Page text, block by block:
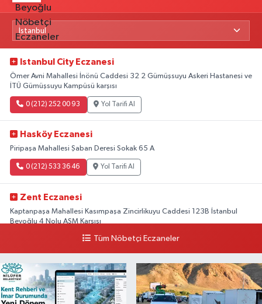
Istanbul City Eczanesi
Ömer Avni Mahallesi İnönü Caddesi 32 2 Gümüşsuyu Askeri Hastanesi ve
İTÜ Gümüşsuyu Kampüsü karşısı
0 (212) 252 00 93 Yol Tarifi Al
Hasköy Eczanesi
Piripaşa Mahallesi Şaban Deresi Sokak 65 A
0 (212) 533 36 46 Yol Tarifi Al
Zent Eczanesi
Kaptanpaşa Mahallesi Kasımpaşa Zincirlikuyu Caddesi 123B İstanbul
Beyoğlu 4 Nolu ASM Karşısı
Yol Tarifi Al
Tüm Nöbetçi Eczaneler